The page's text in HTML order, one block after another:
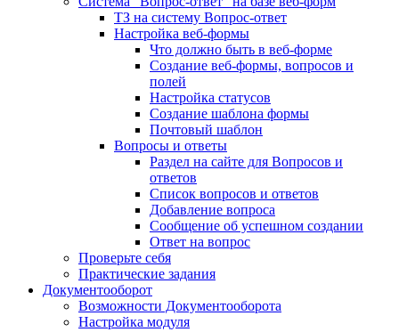
ТЗ на систему Вопрос-ответ
Настройка веб-формы
Что должно быть в веб-форме
Создание веб-формы, вопросов и
полей
Настройка статусов
Создание шаблона формы
Почтовый шаблон
Вопросы и ответы
Раздел на сайте для Вопросов и
ответов
Список вопросов и ответов
Добавление вопроса
Сообщение об успешном создании
Ответ на вопрос
Проверьте себя
Практические задания
Документооборот
Возможности Документооборота
Настройка модуля